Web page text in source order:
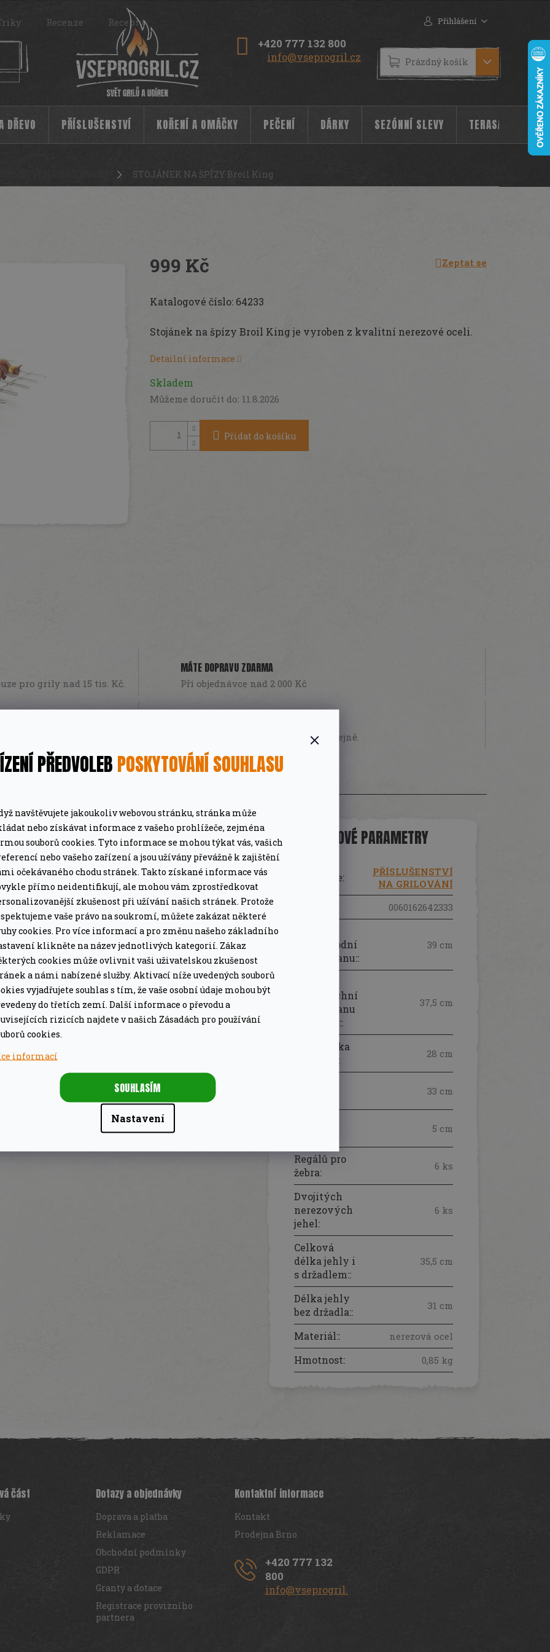
PŘEDVOLEBPOSKYTOVÁNÍ SOUHLASU
navštěvujete jakoukoliv webovou stránku, stránka může
nebo získávat informace z vašeho prohlížeče, zejména
souborů cookies. Tyto informace se mohou týkat vás, vašich
nebo vašeho zařízení a jsou užívány převážně k zajištění
očekávaného chodu stránek. Takto získané informace vás
přímo neidentifikují, ale mohou vám zprostředkovat
zkušenost při užívání našich stránek. Protože
vaše právo na soukromí, můžete zakázat některé
cookies. Pro více informací a pro změnu našeho základního
klikněte na název jednotlivých kategorií. Zákaz
cookies může ovlivnit vaši uživatelskou zkušenost
a námi nabízené služby. Aktivací níže uvedených souborů
vyjadřujete souhlas s tím, že vaše osobní údaje mohou být
do třetích zemí. Další informace o převodu a
rizicích najdete v našich Zásadách pro používání
cookies.
informací
Nastavení
SOUHLASÍM
+420 777 132 800
info@vseprogril.cz
Recenze Recepty Přihlášení
NÁKUPNÍ
KOŠÍK
Prázdný košík
DŘEVO PŘÍSLUŠENSTVÍ KOŘENÍ A OMÁČKY PEČENÍ DÁRKY SEZÓNNÍ SLEVY TERASA
STOJÁNEK NA ŠPÍZY Broil King
999 Kč
cena:
Skladem
Můžeme doručit do: 11.8.2026
Přidat do košíku
Katalogové číslo: 64233
Stojánek na špízy Broil King je vyroben z kvalitní nerezové oceli.
Detailní informace
Zeptat se
pro grily nad 15 tis. Kč.
MÁTE DOPRAVU ZDARMA
Při objednávce nad 2 000 Kč
nákup jako dárek Poradíme online i osobně na prodejně.
nerezové oceli. Součástí balení je i šest
ugrilovat špízy přesně podle vašich představ. I
lze jej využít také pro přípravu kebabu,celých
šest samostatných nosičů, které vám skvěle
DOPLŇKOVÉ PARAMETRY
Kategorie:
PŘÍSLUŠENSTVÍ
NA GRILOVÁNÍ
0060162642333
délka spodní
části stojanu::
39 cm
délka vrchní
části stojanu
i s madly::
37,5 cm
Horní šířka
: 28 cm
33 cm
5 cm
Regálů pro
žebra: 6 ks
Dvojitých
nerezových
jehel:
6 ks
Celková
délka jehly i
s držadlem::
35,5 cm
Délka jehly
bez držadla:: 31 cm
Materiál:: nerezová ocel
Hmotnost: 0,85 kg
část Dotazy a objednávky
Doprava a platba
Reklamace
Obchodní podmínky
GDPR
Granty a dotace
Registrace provizního
partnera
Kontaktní informace
Kontakt
Prodejna Brno
+420 777 132
800
info@vseprogril.cz